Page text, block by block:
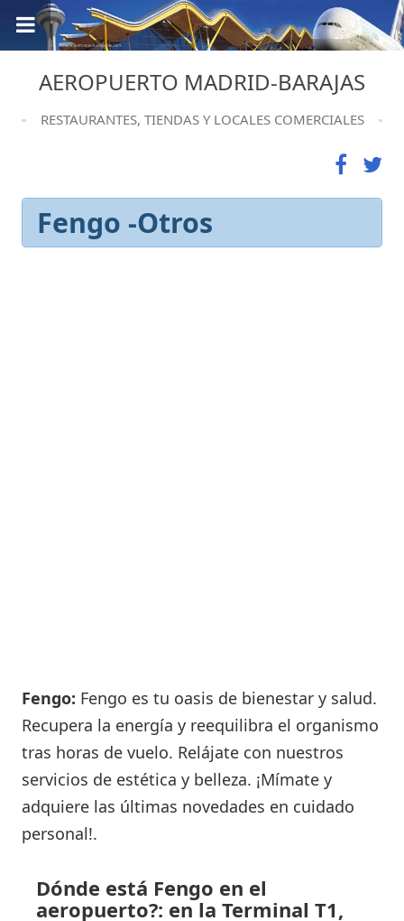
AEROPUERTO MADRID-BARAJAS
RESTAURANTES, TIENDAS Y LOCALES COMERCIALES
Fengo -Otros
Fengo: Fengo es tu oasis de bienestar y salud.
Recupera la energía y reequilibra el organismo
tras horas de vuelo. Relájate con nuestros
servicios de estética y belleza. ¡Mímate y
adquiere las últimas novedades en cuidado
personal!.
Dónde está Fengo en el
aeropuerto?: en la Terminal T1,